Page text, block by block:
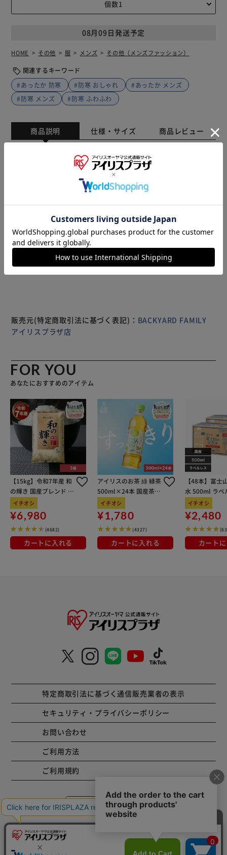
08月09日発送予定
HOME その他 服 メンズ その他（メンズファッション）
関連するキーワード
#あったか 防寒
#防寒 おしゃれ
#あったか メンズ
#防寒 メンズ
#防寒 ふわふわ
商品説明 仕様・サイズ 商品レビュー
【お家時間を快適に過ごせるアイテム】 寒い季節にぴった
り。手軽に防寒できる「裏起毛ボーダーパジャマ男性用」。
【身体が温まる裏起毛仕様のパジャマ】 ポカポカとした裏
起毛素材！包み込むような温かさと、ふんわり柔らかな肌触
りが魅力。 【体温を逃さず、温かさをキープ】 トップスの
襟や袖口、パンツの裾はリブ仕様。隙間風を通しにくく、心
地よく防寒。 【サッと着脱できてストレスフリー】 頭から
被ったり、スッと足入れ。パンツは締め付けがなくフィット
する、ウエストゴム紐仕様。 （※）パンツの後ろにはポケ
ット付きです。 【年代問わず着用しやすいデザイン】 落ち
着きのあるカラーに、ボーダー柄。ラフに着こなせて、デイ
※製品は予告なく仕様を変更する場合がございます。あらか
じめご了承ください。
販売元(特定商取引法に基づく表記)： BACKYARD FAMILY
アイリスプラザ店
FOR YOU
あなたにおすすめのアイテム
【15kg】令和7年産 和
の輝き 国産ブレンド 5
kg×3袋
イチオシ
¥6,980
(4682)
カートに入れる
アイリスのお茶 綠 緑茶
500ml×24本 国産茶葉
100％使用
イチオシ
¥1,780
(4327)
カートに入れる
【48本】富士
水 500ml ラベ
イチオシ
¥2,480
カート
特定商取引法に基づく通信販売業者の表示
セキュリティ・プライバシーポリシー
お問い合わせ
ご利用方法
ご利用規約
コーポレートサイト
Copyright © 2001 IRISPLAZA. ALL Rights Reserved.